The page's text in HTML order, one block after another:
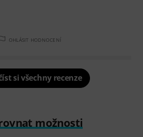
OHLÁSIT HODNOCENÍ
si všechny recenze
možnosti